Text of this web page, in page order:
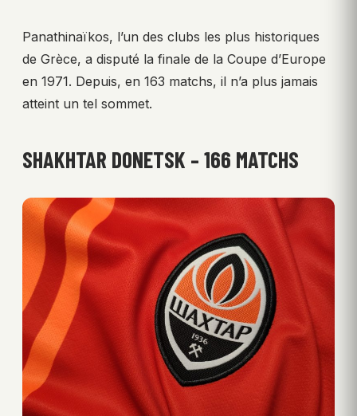
Panathinaïkos, l’un des clubs les plus historiques
de Grèce, a disputé la finale de la Coupe d’Europe
en 1971. Depuis, en 163 matchs, il n’a plus jamais
atteint un tel sommet.
SHAKHTAR DONETSK – 166 MATCHS